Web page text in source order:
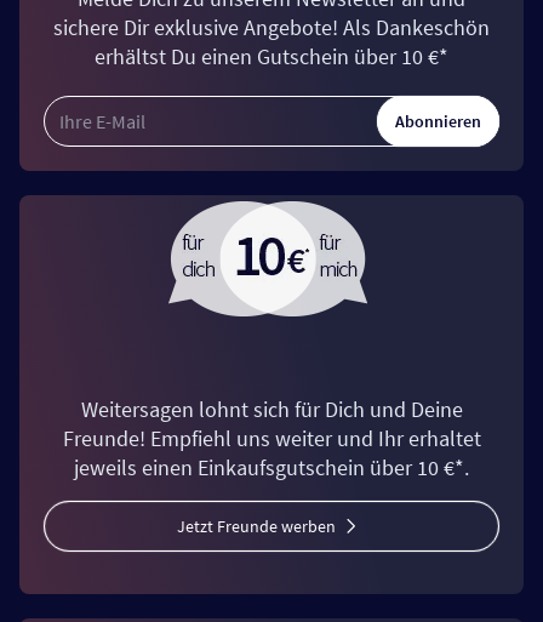
sichere Dir exklusive Angebote! Als Dankeschön
erhältst Du einen Gutschein über 10 €*
Abonnieren
Weitersagen lohnt sich für Dich und Deine
Freunde! Empfiehl uns weiter und Ihr erhaltet
jeweils einen Einkaufsgutschein über 10 €*.
Jetzt Freunde werben